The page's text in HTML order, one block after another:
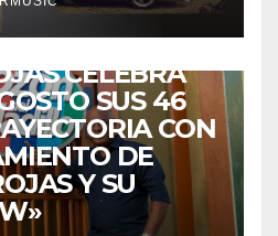
CASA:
CELEBRA
SUS 46
CON
DE
Y SU